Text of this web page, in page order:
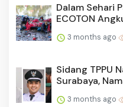
Dalam Sehari
ECOTON
3 months ago
Sidang TPPU
Surabaya,
3 months ago